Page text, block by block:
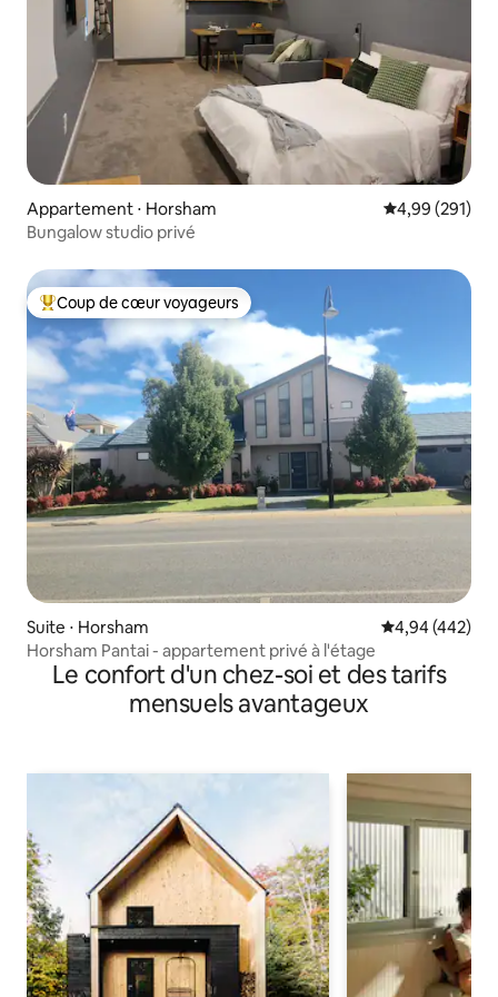
Appartement ⋅ Horsham Évaluation
4,99 (291)
Bungalow studio privé
Coups de cœur voyageurs les plus appréciés
Coup de cœur voyageurs
Suite ⋅ Horsham Évaluation
4,94 (442)
Horsham Pantai - appartement privé à l'étage
Le confort d'un chez-soi et des tarifs
mensuels avantageux